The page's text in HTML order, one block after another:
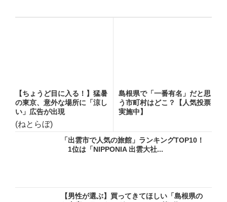
【ちょうど目に入る！】猛暑
の東京、意外な場所に「涼し
い」広告が出現
(ねとらぼ)
島根県で「一番有名」だと思
う市町村はどこ？【人気投票
実施中】
「出雲市で人気の旅館」ランキングTOP10！
1位は「NIPPONIA 出雲大社...
【男性が選ぶ】買ってきてほしい「島根県の